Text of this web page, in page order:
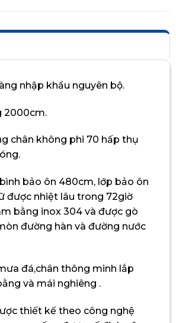
nhập khẩu nguyên bộ.
2000cm.
chân không phi 70 hấp thụ
bảo ôn 480cm, lớp bảo ôn
được nhiệt lâu trong 72giờ
bằng inox 304 và được gò
đường hàn và đường nước
đá,chân thông minh lắp
và mái nghiêng .
thiết kế theo công nghệ